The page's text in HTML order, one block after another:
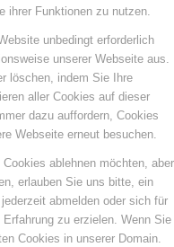
ihrer Funktionen zu nutzen.
unbedingt erforderlich
unserer Webseite aus.
löschen, indem Sie Ihre
aller Cookies auf dieser
dazu auffordern, Cookies
Webseite erneut besuchen.
ablehnen möchten, aber
erlauben Sie uns bitte, ein
abmelden oder sich für
zu erzielen. Wenn Sie
Cookies in unserer Domain.